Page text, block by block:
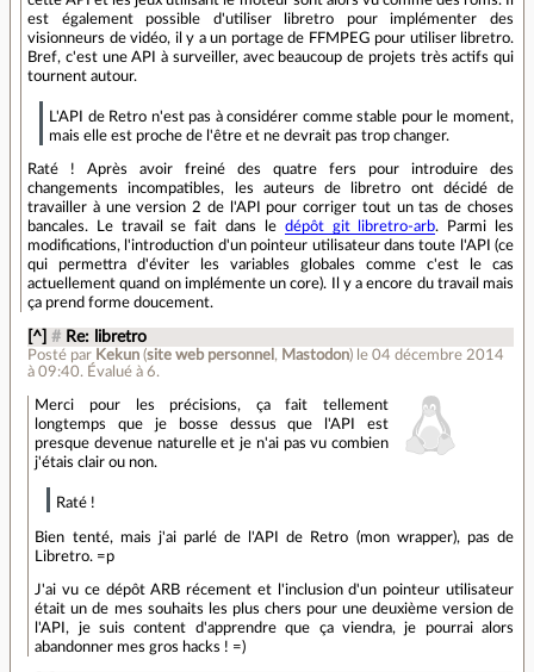
est également possible d'utiliser libretro pour implémenter des
visionneurs de vidéo, il y a un portage de FFMPEG pour utiliser libretro.
Bref, c'est une API à surveiller, avec beaucoup de projets très actifs qui
tournent autour.
L'API de Retro n'est pas à considérer comme stable pour le moment,
mais elle est proche de l'être et ne devrait pas trop changer.
Raté ! Après avoir freiné des quatre fers pour introduire des
changements incompatibles, les auteurs de libretro ont décidé de
travailler à une version 2 de l'API pour corriger tout un tas de choses
bancales. Le travail se fait dans le dépôt git libretro-arb. Parmi les
modifications, l'introduction d'un pointeur utilisateur dans toute l'API (ce
qui permettra d'éviter les variables globales comme c'est le cas
actuellement quand on implémente un core). Il y a encore du travail mais
ça prend forme doucement.
[^] # Re: libretro
Posté par Kekun (site web personnel , Mastodon) le 04 décembre 2014
à 09:40. Évalué à6.
Merci pour les précisions, ça fait tellement
longtemps que je bosse dessus que l'API est
presque devenue naturelle et je n'ai pas vu combien
j'étais clair ou non.
Raté !
Bien tenté, mais j'ai parlé de l'API de Retro (mon wrapper), pas de
Libretro. =p
J'ai vu ce dépôt ARB récement et l'inclusion d'un pointeur utilisateur
était un de mes souhaits les plus chers pour une deuxième version de
l'API, je suis content d'apprendre que ça viendra, je pourrai alors
abandonner mes gros hacks ! =)